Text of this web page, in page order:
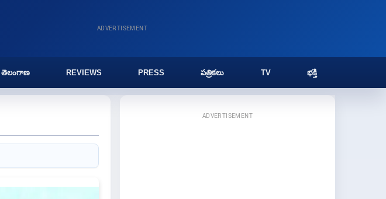
ADVERTISEMENT
తెలంగాణ REVIEWS PRESS పత్రికలు TV భక్తి
ADVERTISEMENT